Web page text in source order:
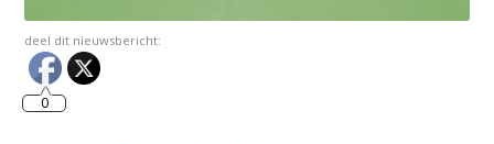
deel dit nieuwsbericht:
0